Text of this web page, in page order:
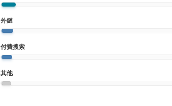
外鏈
付費搜索
其他